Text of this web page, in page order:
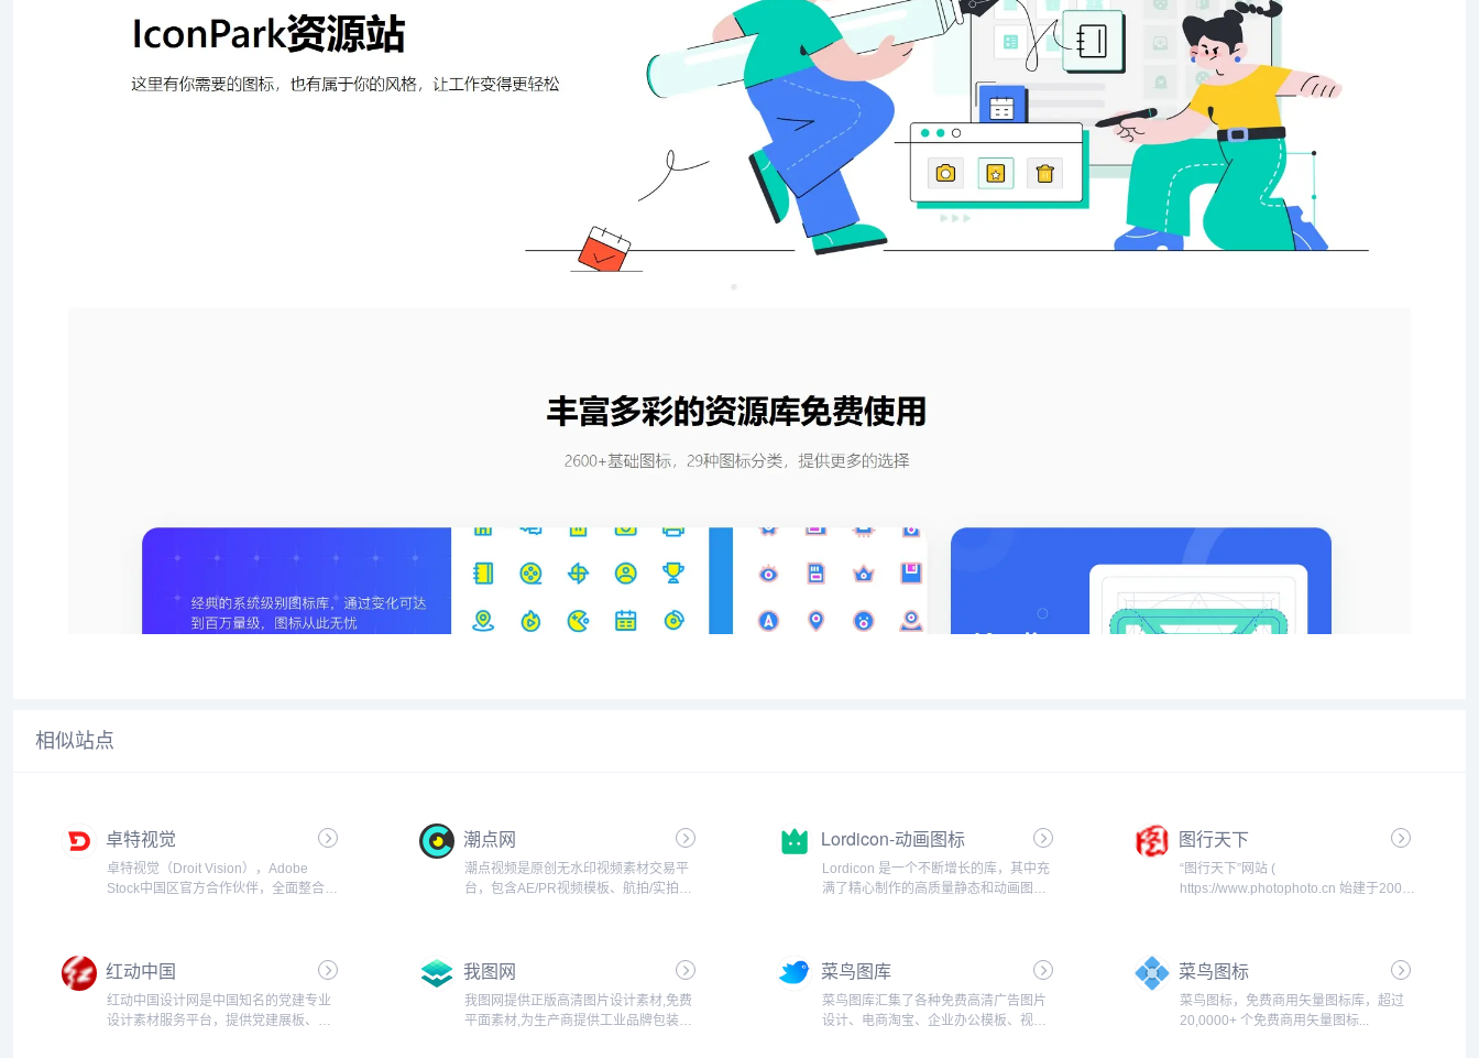
相似站点
卓特视觉
卓特视觉（Droit Vision），Adobe
Stock中国区官方合作伙伴，全面整合全
及个人用...
潮点网
潮点视频是原创无水印视频素材交易平
台，包含AE/PR视频模板、航拍/实拍视
要经营创意视频素材...
Lordicon-动画图标
Lordicon 是一个不断增长的库，其中充
满了精心制作的高质量静态和动画图
图行天下
“图行天下”网站 (
https://www.photophoto.cn 始建于2006
以摄...
红动中国
红动中国设计网是中国知名的党建专业
设计素材服务平台，提供党建展板、党
我图网
我图网提供正版高清图片设计素材,免费
平面素材,为生产商提供工业品牌包装设
菜鸟图库
菜鸟图库汇集了各种免费高清广告图片
设计、电商淘宝、企业办公模板、视
菜鸟图标
菜鸟图标，免费商用矢量图标库，超过
20,0000+ 个免费商用矢量图标...